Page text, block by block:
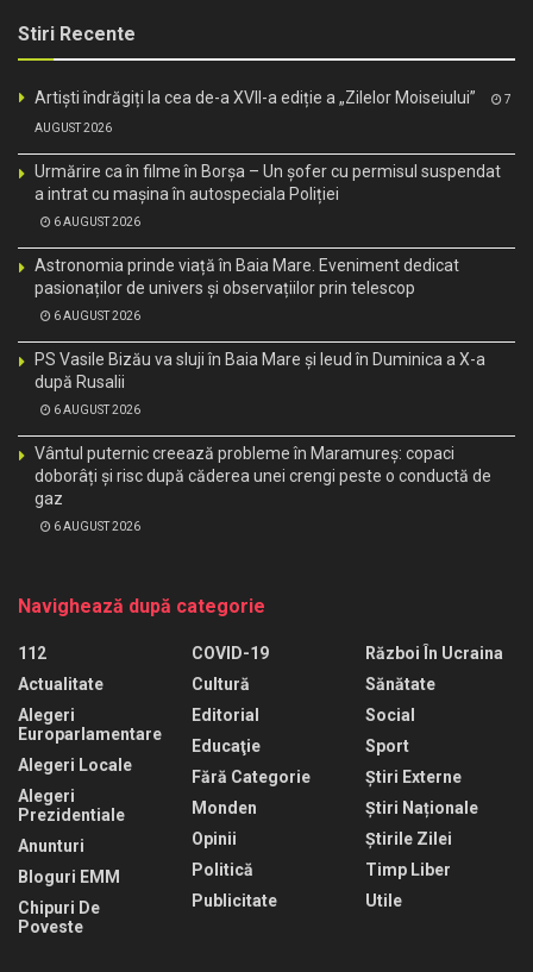
Stiri Recente
Artiști îndrăgiți la cea de-a XVII-a ediție a „Zilelor Moiseiului” 7
AUGUST 2026
Urmărire ca în filme în Borșa – Un șofer cu permisul suspendat
a intrat cu mașina în autospeciala Poliției
6 AUGUST 2026
Astronomia prinde viață în Baia Mare. Eveniment dedicat
pasionaților de univers și observațiilor prin telescop
6 AUGUST 2026
PS Vasile Bizău va sluji în Baia Mare și Ieud în Duminica a X-a
după Rusalii
6 AUGUST 2026
Vântul puternic creează probleme în Maramureș: copaci
doborâți și risc după căderea unei crengi peste o conductă de
gaz
6 AUGUST 2026
Navighează după categorie
112
Actualitate
Alegeri
Europarlamentare
Alegeri Locale
Alegeri
Prezidentiale
Anunturi
Bloguri EMM
Chipuri De
Poveste
COVID-19
Cultură
Editorial
Educaţie
Fără Categorie
Monden
Opinii
Politică
Publicitate
Război În Ucraina
Sănătate
Social
Sport
Știri Externe
Știri Naționale
Știrile Zilei
Timp Liber
Utile